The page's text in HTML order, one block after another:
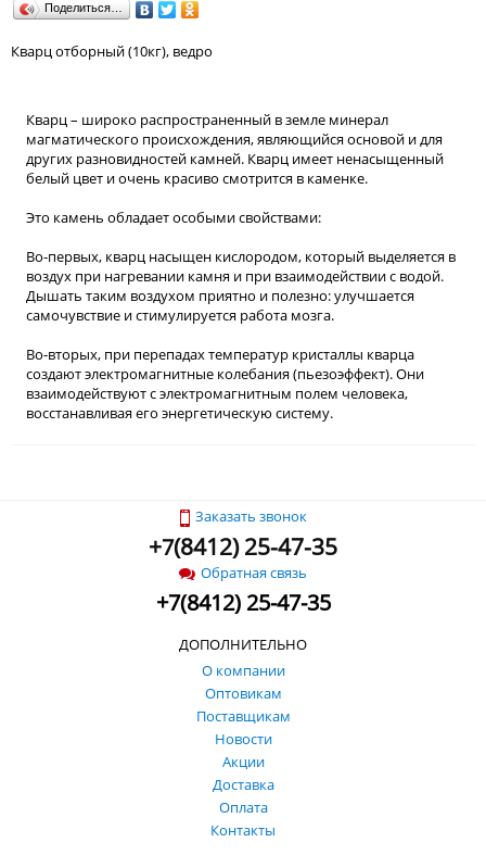
Поделиться…
Кварц отборный (10кг), ведро
Кварц – широко распространенный в земле минерал
магматического происхождения, являющийся основой и для
других разновидностей камней. Кварц имеет ненасыщенный
белый цвет и очень красиво смотрится в каменке.
Это камень обладает особыми свойствами:
Во-первых, кварц насыщен кислородом, который выделяется в
воздух при нагревании камня и при взаимодействии с водой.
Дышать таким воздухом приятно и полезно: улучшается
самочувствие и стимулируется работа мозга.
Во-вторых, при перепадах температур кристаллы кварца
создают электромагнитные колебания (пьезоэффект). Они
взаимодействуют с электромагнитным полем человека,
восстанавливая его энергетическую систему.
Заказать звонок
+7(8412) 25-47-35
Обратная связь
+7(8412) 25-47-35
ДОПОЛНИТЕЛЬНО
О компании
Оптовикам
Поставщикам
Новости
Акции
Доставка
Оплата
Контакты